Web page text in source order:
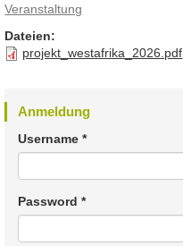
Veranstaltung
Dateien:
projekt_westafrika_2026.pdf
Anmeldung
Username*
Password*